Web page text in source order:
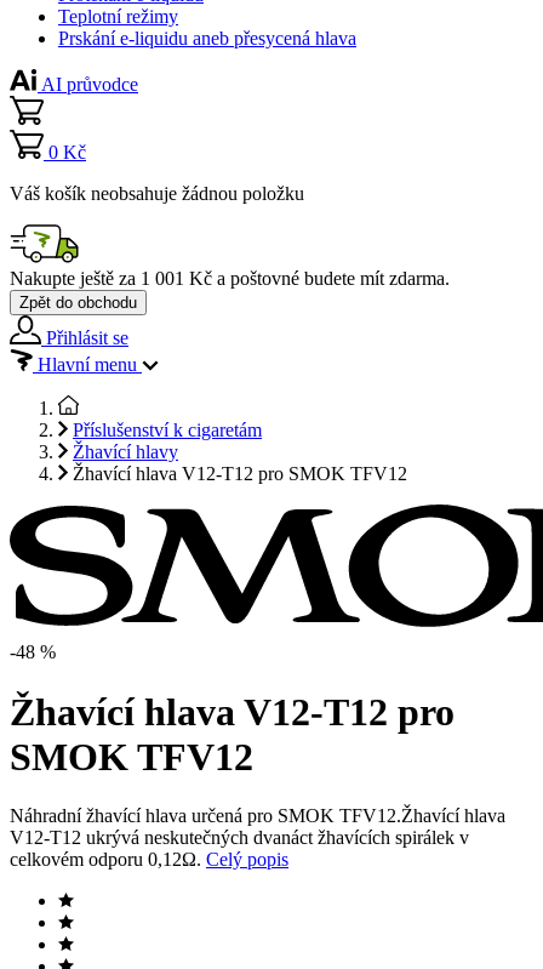
Teplotní režimy
Prskání e-liquidu aneb přesycená hlava
AI průvodce
0 Kč
Váš košík neobsahuje žádnou položku
Nakupte ještě za 1 001 Kč a poštovné budete mít zdarma.
Zpět do obchodu
Přihlásit se
Hlavní menu
Příslušenství k cigaretám
Žhavící hlavy
Žhavící hlava V12-T12 pro SMOK TFV12
-48 %
Žhavící hlava V12-T12 pro
SMOK TFV12
Náhradní žhavící hlava určená pro SMOK TFV12.Žhavící hlava
V12-T12 ukrývá neskutečných dvanáct žhavících spirálek v
celkovém odporu 0,12Ω. Celý popis